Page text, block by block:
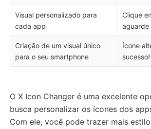
Visual personalizado para
cada app
Clique
aguarde
Criação de um visual único
para o seu smartphone
Ícone
sucesso!
O X Icon Changer é uma excelente
busca personalizar os ícones dos
Com ele, você pode trazer mais